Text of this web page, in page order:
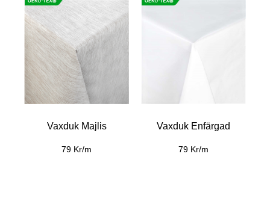
Vaxduk Majlis
79 Kr/m
Vaxduk Enfärgad
79 Kr/m